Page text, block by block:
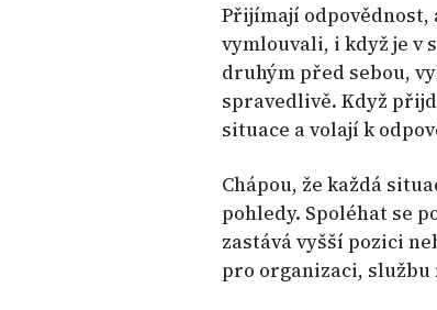
Přijímají odpovědnost,
vymlouvali, i když je v
druhým před sebou,
spravedlivě. Když
situace a volají k
Chápou, že každá
pohledy. Spoléhat se
zastává vyšší pozici
pro organizaci, službu